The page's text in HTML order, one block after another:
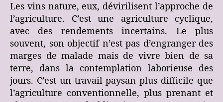
Les vins nature, eux, dévirilisent l’approche de
l’agriculture. C’est une agriculture cyclique,
avec des rendements incertains. Le plus
souvent, son objectif n’est pas d’engranger des
marges de malade mais de vivre bien de sa
terre, dans la contemplation laborieuse des
jours. C’est un travail paysan plus difficile que
l’agriculture conventionnelle, plus prenant et